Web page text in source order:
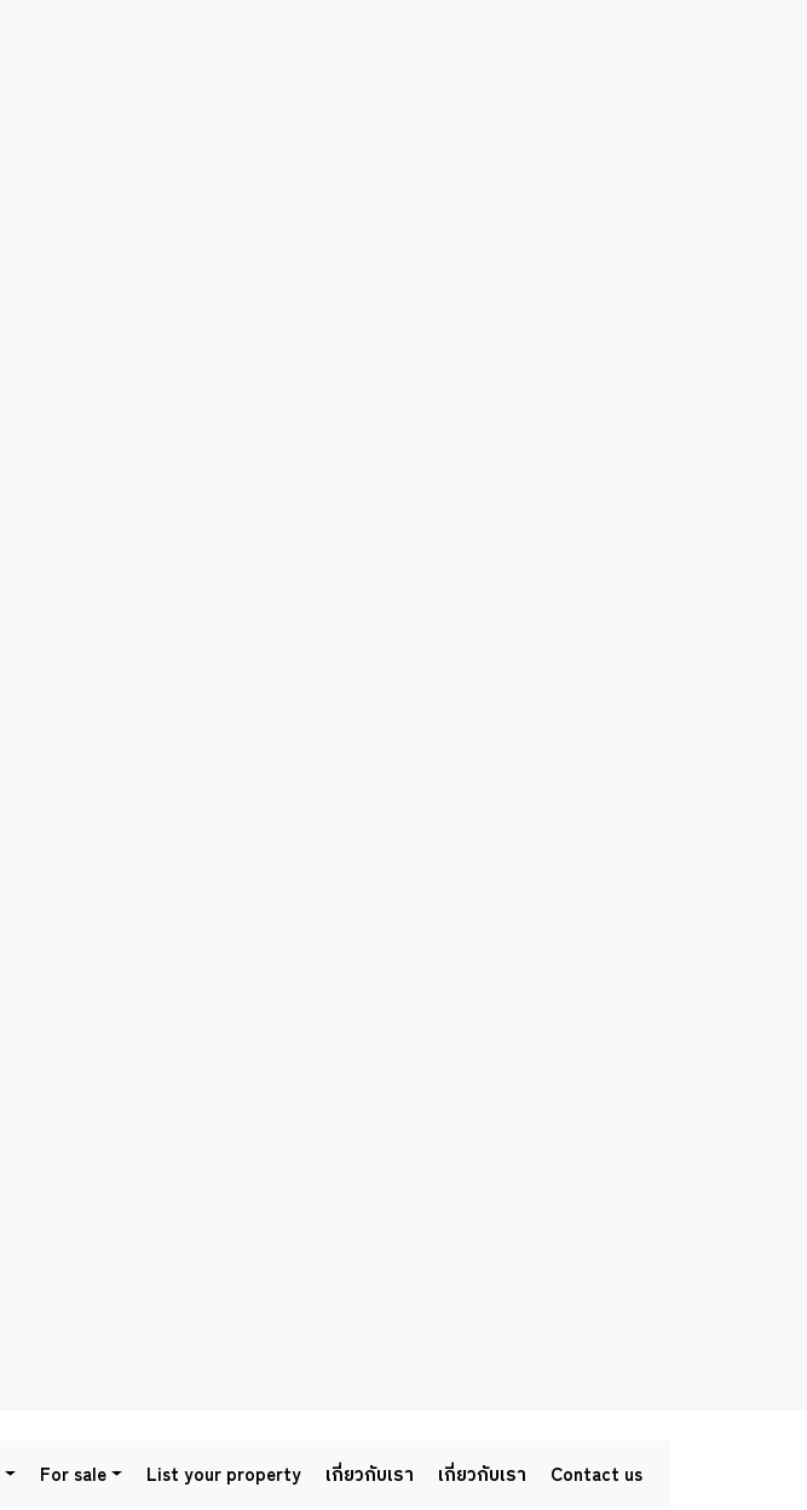
For sale List your property เกี่ยวกับเรา เกี่ยวกับเรา Contact us